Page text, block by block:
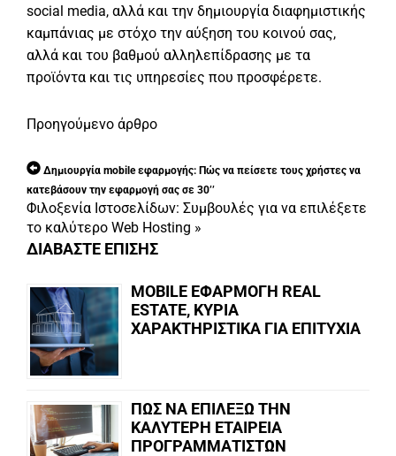
social media, αλλά και την δημιουργία διαφημιστικής
καμπάνιας με στόχο την αύξηση του κοινού σας,
αλλά και του βαθμού αλληλεπίδρασης με τα
προϊόντα και τις υπηρεσίες που προσφέρετε.
Προηγούμενο άρθρο
Δημιουργία mobile εφαρμογής: Πώς να πείσετε τους χρήστες να
κατεβάσουν την εφαρμογή σας σε 30’’
Φιλοξενία Ιστοσελίδων: Συμβουλές για να επιλέξετε
το καλύτερο Web Hosting »
ΔΙΑΒΑΣΤΕ ΕΠΙΣΗΣ
MOBILE ΕΦΑΡΜΟΓΗ REAL
ESTATE, ΚΥΡΙΑ
ΧΑΡΑΚΤΗΡΙΣΤΙΚΑ ΓΙΑ ΕΠΙΤΥΧΙΑ
ΠΩΣ ΝΑ ΕΠΙΛΕΞΩ ΤΗΝ
ΚΑΛΥΤΕΡΗ ΕΤΑΙΡΕΙΑ
ΠΡΟΓΡΑΜΜΑΤΙΣΤΩΝ